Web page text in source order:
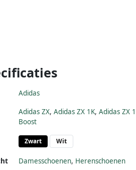
Adidas
Adidas ZX, Adidas ZX 1K, Adidas ZX
Boost
Zwart Wit
Damesschoenen, Herenschoenen